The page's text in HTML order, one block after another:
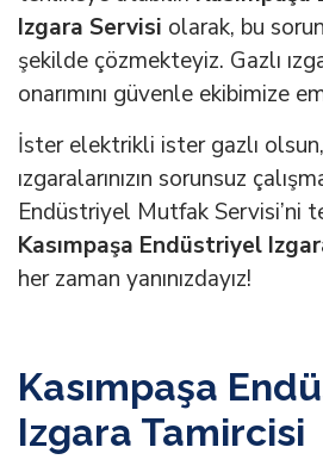
Izgara Servisi olarak, bu
şekilde çözmekteyiz. Gazlı
onarımını güvenle ekibimize
İster elektrikli ister gazlı
ızgaralarınızın sorunsuz
Endüstriyel Mutfak Servisi’ni
Kasımpaşa Endüstriyel
her zaman yanınızdayız!
Kasımpaşa
Izgara Tamircisi